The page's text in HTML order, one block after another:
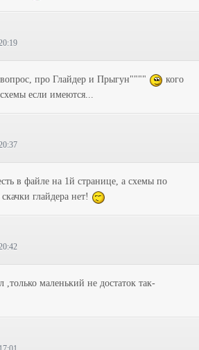
про Глайдер и Прыгун""""
кого
если имеются...
в файле на 1й странице, а схемы по
глайдера нет!
,только маленький не достаток так-